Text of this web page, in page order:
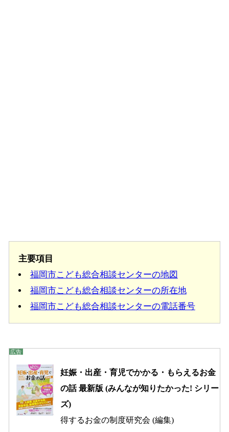
主要項目
福岡市こども総合相談センターの地図
福岡市こども総合相談センターの所在地
福岡市こども総合相談センターの電話番号
妊娠・出産・育児でかかる・もらえるお金
の話 最新版 (みんなが知りたかった! シリー
ズ)
得するお金の制度研究会 (編集)